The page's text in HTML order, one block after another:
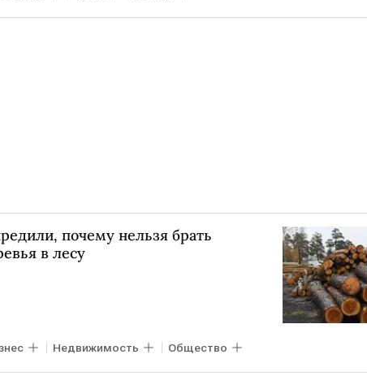
почему нельзя брать
в лесу
Недвижимость Общество